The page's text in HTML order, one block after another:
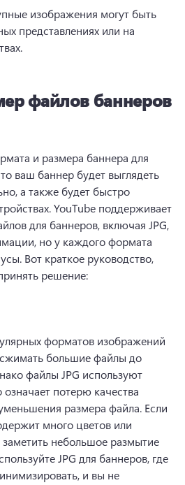
изображения могут быть
представлениях или на
файлов баннеров
и размера баннера для
ваш баннер будет выглядеть
а также будет быстро
YouTube поддерживает
для баннеров, включая JPG,
но у каждого формата
Вот краткое руководство,
решение:
форматов изображений
сжимать большие файлы до
файлы JPG используют
потерю качества
размера файла. Если
много цветов или
небольшое размытие
JPG для баннеров, где
и вы не